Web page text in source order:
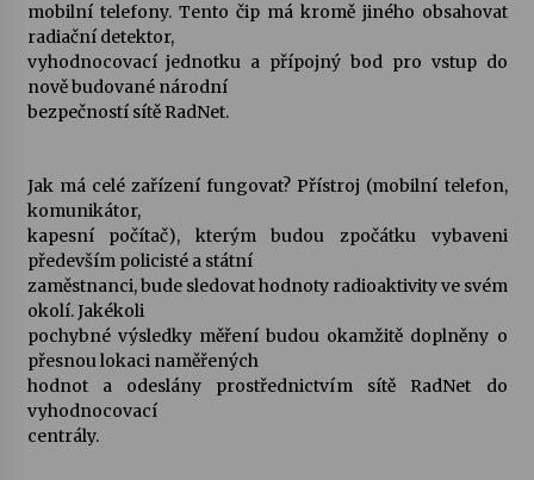
Za kulturou kousek za Humpolec. V Želivě ožije
odkaz Josefa Čapka
13. 7. 2026
3. 7. 2026
mobilní telefony. Tento čip má kromě jiného obsahovat
radiační detektor,
vyhodnocovací jednotku a přípojný bod pro vstup do
nově budované národní
bezpečností sítě RadNet.
Jak má celé zařízení fungovat? Přístroj (mobilní telefon,
komunikátor,
kapesní počítač), kterým budou zpočátku vybaveni
především policisté a státní
zaměstnanci, bude sledovat hodnoty radioaktivity ve svém
okolí. Jakékoli
pochybné výsledky měření budou okamžitě doplněny o
přesnou lokaci naměřených
hodnot a odeslány prostřednictvím sítě RadNet do
vyhodnocovací
centrály.